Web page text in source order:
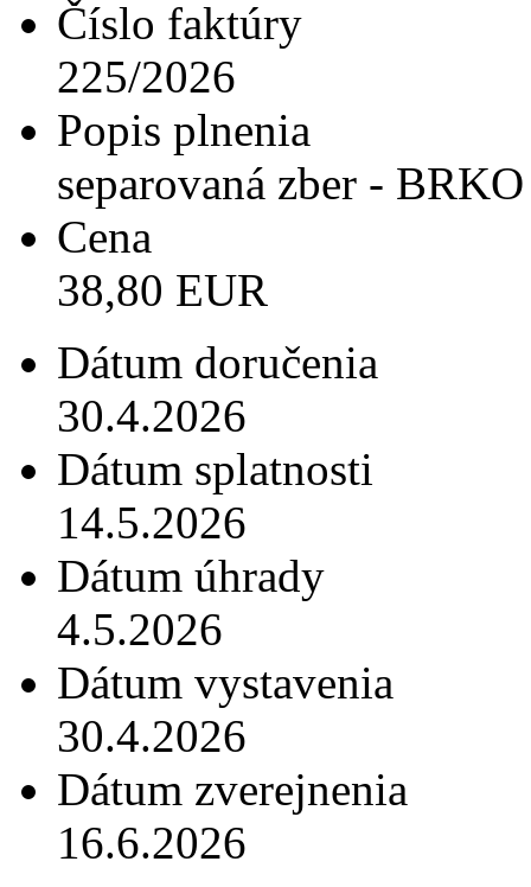
Číslo faktúry
225/2026
Popis plnenia
separovaná zber - BRKO
Cena
38,80 EUR
Dátum doručenia
30.4.2026
Dátum splatnosti
14.5.2026
Dátum úhrady
4.5.2026
Dátum vystavenia
30.4.2026
Dátum zverejnenia
16.6.2026